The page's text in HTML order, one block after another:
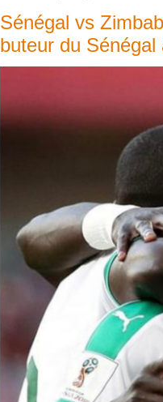
Sénégal vs
buteur du Sénégal